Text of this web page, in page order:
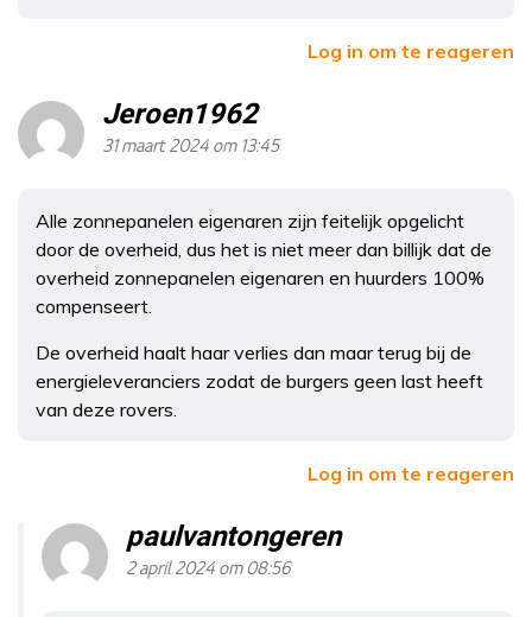
Log in om te reageren
Jeroen1962
31 maart 2024 om 13:45
Alle zonnepanelen eigenaren zijn feitelijk opgelicht
door de overheid, dus het is niet meer dan billijk dat de
overheid zonnepanelen eigenaren en huurders 100%
compenseert.
De overheid haalt haar verlies dan maar terug bij de
energieleveranciers zodat de burgers geen last heeft
van deze rovers.
Log in om te reageren
paulvantongeren
2 april 2024 om 08:56